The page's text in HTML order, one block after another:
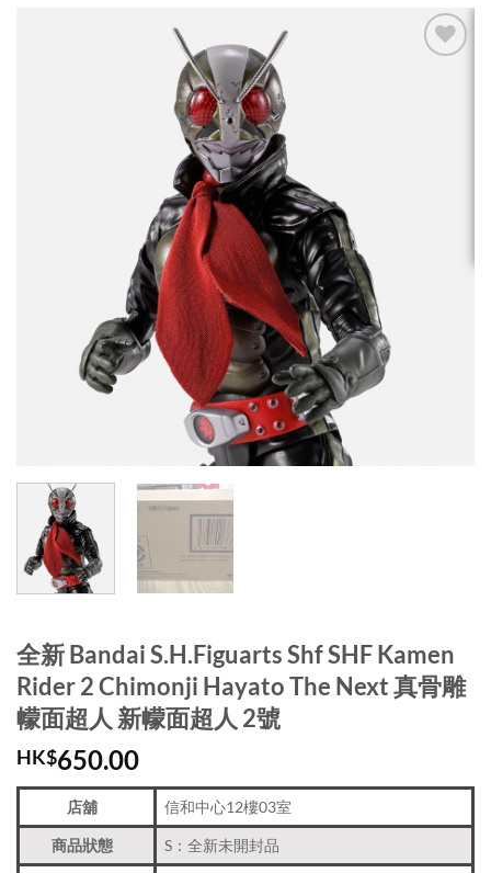
全新 Bandai S.H.Figuarts Shf SHF Kamen
Rider 2 Chimonji Hayato The Next 真骨雕
幪面超人 新幪面超人 2號
HK$650.00
店舖 信和中心12樓03室
商品狀態 S：全新未開封品